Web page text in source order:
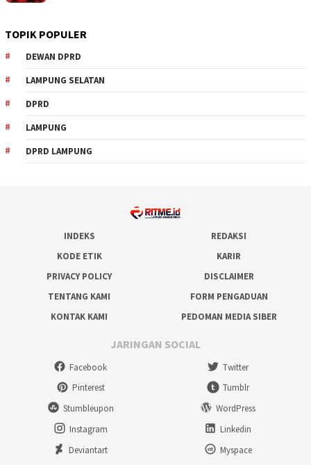
TOPIK POPULER
DEWAN DPRD
LAMPUNG SELATAN
DPRD
LAMPUNG
DPRD LAMPUNG
INDEKS
REDAKSI
KODE ETIK
KARIR
PRIVACY POLICY
DISCLAIMER
TENTANG KAMI
FORM PENGADUAN
KONTAK KAMI
PEDOMAN MEDIA SIBER
JARINGAN SOCIAL
Facebook
Twitter
Pinterest
Tumblr
Stumbleupon
WordPress
Instagram
Linkedin
Deviantart
Myspace